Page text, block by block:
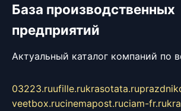
База производственных
предприятий
Актуальный каталог компаний по
03223.ruufille.rukrasotata.ru
veetbox.rucinemapost.ruciam-fr.ru